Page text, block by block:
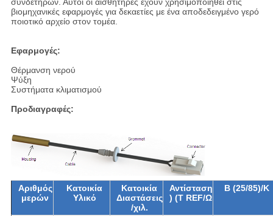
συνδετήρων. Αυτοί οι αισθητήρες έχουν χρησιμοποιηθεί στις
βιομηχανικές εφαρμογές για δεκαετίες με ένα αποδεδειγμένο γερό
ποιοτικό αρχείο στον τομέα.
Εφαρμογές:
Θέρμανση νερού
Ψύξη
Συστήματα κλιματισμού
Προδιαγραφές:
Αριθμός
μερών
Κατοικία
Υλικό
Κατοικία
Διαστάσεις
/χιλ.
Αντίσταση
) (Τ REF/Ω
Β (25/85)/Κ